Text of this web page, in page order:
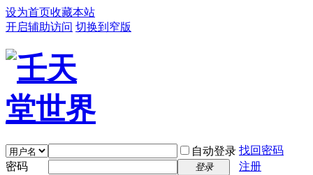
设为首页收藏本站
开启辅助访问 切换到窄版
自动登录 找回密码
密码
登录
注册